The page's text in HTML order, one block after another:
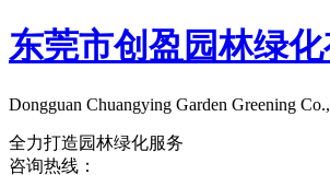
东莞市创盈园林绿化
Dongguan Chuangying Garden Greening
全力打造园林绿化服务
咨询热线：